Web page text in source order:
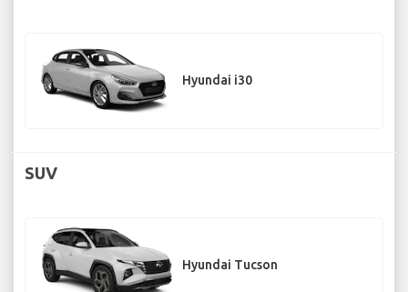
Hyundai i30
SUV
Hyundai Tucson